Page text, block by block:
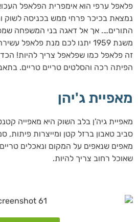
פלאפל ערפי הוא אימפרית הפלאפל
נמצאת בכיכר פרחי ממש בכניסה לשוק
התורים…. אך אל דאגה בני המשפחה
משנת 1959 יתנו לכם מנת פלאפל
זה פלאפל כמו שפלאפל צריך להיות!
הפיתה רכה והסלטים טריים טריים.
מאפיית ג'יהן
מאפיית גיה'ן בלב השוק היא מאפייה
סביב טאבון ברזל קטן ומייצרות פיתות,
מאפים שנאפים על המקום ונאכלים
שאוכל רחוב צריך להיות.